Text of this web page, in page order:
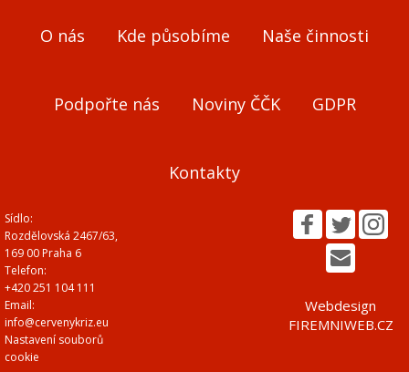
O nás Kde působíme Naše činnosti
Podpořte nás Noviny ČČK GDPR
Kontakty
Sídlo:
Rozdělovská 2467/63,
169 00 Praha 6
Telefon:
+420 251 104 111
Email:
info@cervenykriz.eu
Nastavení souborů
cookie
Webdesign
FIREMNIWEB.CZ